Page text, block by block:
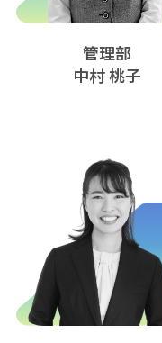
管理部
中村 桃子